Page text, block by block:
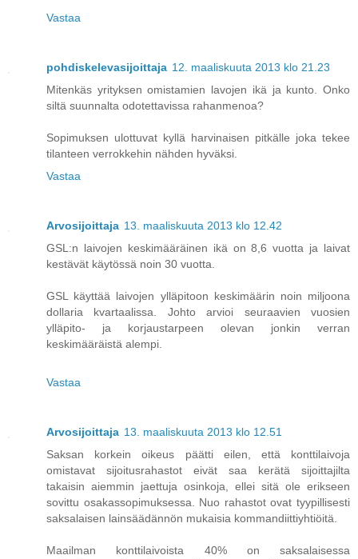
Vastaa
pohdiskelevasijoittaja 12. maaliskuuta 2013 klo 21.23
Mitenkäs yrityksen omistamien lavojen ikä ja kunto. Onko
siltä suunnalta odotettavissa rahanmenoa?
Sopimuksen ulottuvat kyllä harvinaisen pitkälle joka tekee
tilanteen verrokkehin nähden hyväksi.
Vastaa
Arvosijoittaja 13. maaliskuuta 2013 klo 12.42
GSL:n laivojen keskimääräinen ikä on 8,6 vuotta ja laivat
kestävät käytössä noin 30 vuotta.
GSL käyttää laivojen ylläpitoon keskimäärin noin miljoona
dollaria kvartaalissa. Johto arvioi seuraavien vuosien
ylläpito- ja korjaustarpeen olevan jonkin verran
keskimääräistä alempi.
Vastaa
Arvosijoittaja 13. maaliskuuta 2013 klo 12.51
Saksan korkein oikeus päätti eilen, että konttilaivoja
omistavat sijoitusrahastot eivät saa kerätä sijoittajilta
takaisin aiemmin jaettuja osinkoja, ellei sitä ole erikseen
sovittu osakassopimuksessa. Nuo rahastot ovat tyypillisesti
saksalaisen lainsäädännön mukaisia kommandiittiyhtiöitä.
Maailman konttilaivoista 40% on saksalaisessa